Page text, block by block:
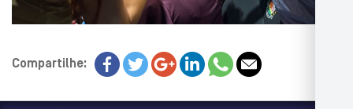
Compartilhe: